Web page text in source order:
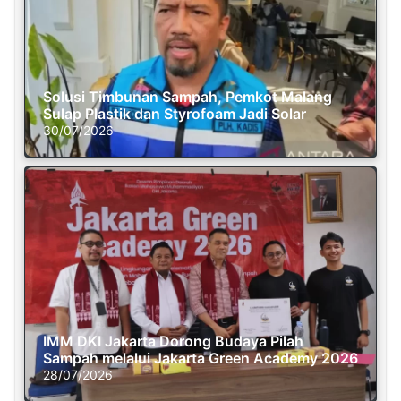
Solusi Timbunan Sampah, Pemkot Malang
Sulap Plastik dan Styrofoam Jadi Solar
30/07/2026
IMM DKI Jakarta Dorong Budaya Pilah
Sampah melalui Jakarta Green Academy 2026
28/07/2026